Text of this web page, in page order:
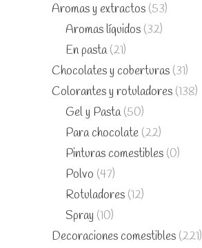
Aromas y extractos (53)
Aromas líquidos (32)
En pasta (21)
Chocolates y coberturas (31)
Colorantes y rotuladores (138)
Gel y Pasta (50)
Para chocolate (22)
Pinturas comestibles (0)
Polvo (47)
Rotuladores (12)
Spray (10)
Decoraciones comestibles (221)